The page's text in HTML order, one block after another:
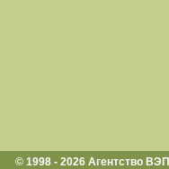
© 1998 - 2026 Агентство ВЭП